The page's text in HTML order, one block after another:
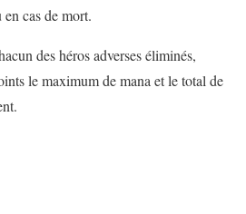
cas de mort.
des héros adverses éliminés,
le maximum de mana et le total de